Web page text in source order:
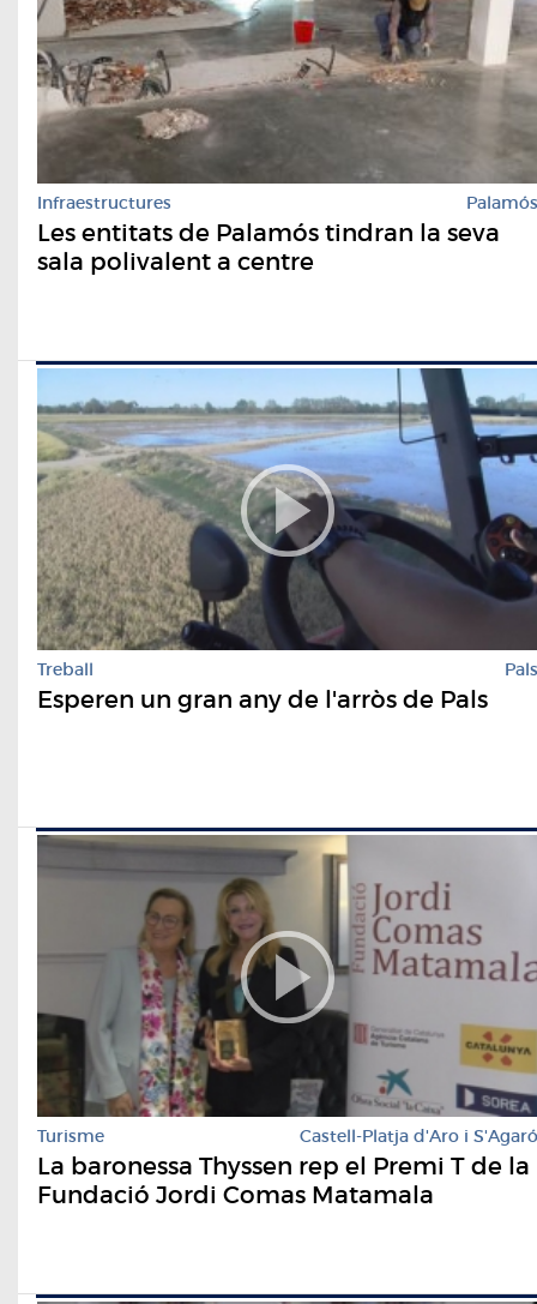
Infraestructures Palamós
Les entitats de Palamós tindran la seva
sala polivalent a centre
Treball Pals
Esperen un gran any de l'arròs de Pals
Turisme Castell-Platja d'Aro i S'Agaró
La baronessa Thyssen rep el Premi T de la
Fundació Jordi Comas Matamala